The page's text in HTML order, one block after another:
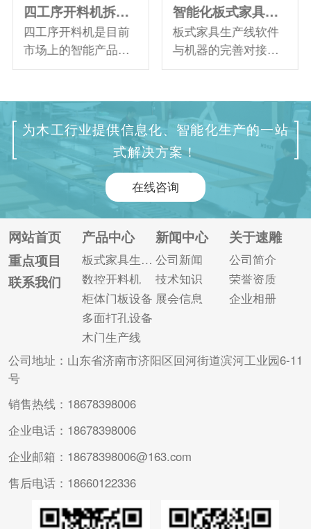
四工序开料机拆单软件的优势及特点！还不快快了解！
四工序开料机是目前
市场上的智能产品。
搭配上拆单软件可以
橱柜等板式家具，让
家具生产更加顺畅。
大家对开料机拆单软
件的优点和特点了解
多少?想要了解的朋
友，接下来，跟随开
料机厂家一起深入的
了解一下吧! 开料机拆
单软件： 智能拆单软
件是一款高度模块化
的集成软件，专门为
橱柜衣柜制造企业设
智能化板式家具生产线如何规划生产流程
板式家具生产线软件
与机器的完善对接，
可以完成全屋定制橱
软件可以完成客户想
要的各种橱柜衣柜模
型的在线规划，客户
可以通过三维视图的
方式直观的知道自己
想要的橱柜是否符合
自己的要求。客户满
足要求后才能生产。
定制家具软件还可以
对规划好的橱柜进行
拆分，然后优化布
局，从而进行布局，
为木工行业提供信息化、智能化生产的一站
式解决方案！
在线咨询
网站首页
重点项目
联系我们
产品中心
板式家具生产线
数控开料机
柜体门板设备
多面打孔设备
木门生产线
新闻中心
公司新闻
技术知识
展会信息
关于速雕
公司简介
荣誉资质
企业相册
公司地址：山东省济南市济阳区回河街道滨河工业园6-11
号
销售热线：18678398006
企业电话：18678398006
企业邮箱：18678398006@163.com
售后电话：18660122336